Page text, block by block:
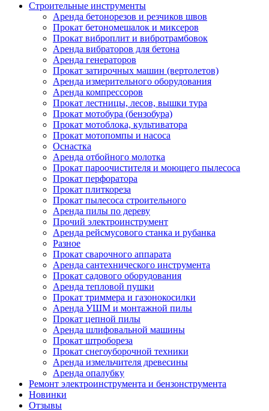
Строительные инструменты
Аренда бетонорезов и резчиков швов
Прокат бетономешалок и миксеров
Прокат виброплит и вибротрамбовок
Аренда вибраторов для бетона
Аренда генераторов
Прокат затирочных машин (вертолетов)
Аренда измерительного оборудования
Аренда компрессоров
Прокат лестницы, лесов, вышки тура
Прокат мотобура (бензобура)
Прокат мотоблока, культиватора
Прокат мотопомпы и насоса
Оснастка
Аренда отбойного молотка
Прокат пароочистителя и моющего пылесоса
Прокат перфоратора
Прокат плиткореза
Прокат пылесоса строительного
Аренда пилы по дереву
Прочий электроинструмент
Аренда рейсмусового станка и рубанка
Разное
Прокат сварочного аппарата
Аренда сантехнического инструмента
Прокат садового оборудования
Аренда тепловой пушки
Прокат триммера и газонокосилки
Аренда УШМ и монтажной пилы
Прокат цепной пилы
Аренда шлифовальной машины
Прокат штробореза
Прокат снегоуборочной техники
Аренда измельчителя древесины
Аренда опалубку
Ремонт электроинструмента и бензонструмента
Новинки
Отзывы